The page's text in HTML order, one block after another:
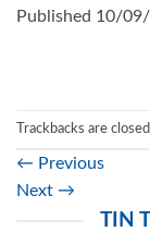
Published 10/
Trackbacks are
← Previous
Next →
TIN